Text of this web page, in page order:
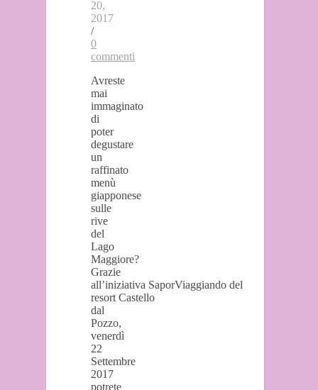
20,
2017
/
0
commenti
Avreste
mai
immaginato
di
poter
degustare
un
raffinato
menù
giapponese
sulle
rive
del
Lago
Maggiore?
Grazie
all’iniziativa SaporViaggiando del
resort Castello
dal
Pozzo,
venerdì
22
Settembre
2017
potrete